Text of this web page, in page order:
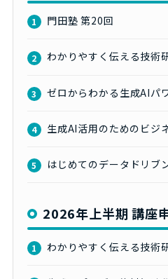
1 門田塾 第20回
2 わかりやすく伝える技術
3 ゼロからわかる生成AIパ
4 生成AI活用のためのビジ
5 はじめてのデータドリブ
2026年上半期 講座
1 わかりやすく伝える技術